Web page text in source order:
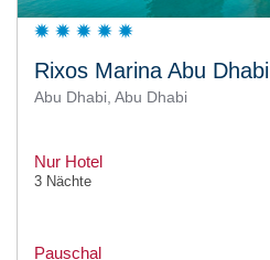
Rixos Marina Abu Dhabi
Abu Dhabi, Abu Dhabi
Nur Hotel
3 Nächte
Pauschal